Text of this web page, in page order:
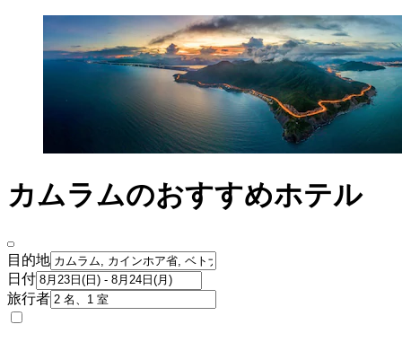
カムラムのおすすめホテル
目的地
日付
旅行者